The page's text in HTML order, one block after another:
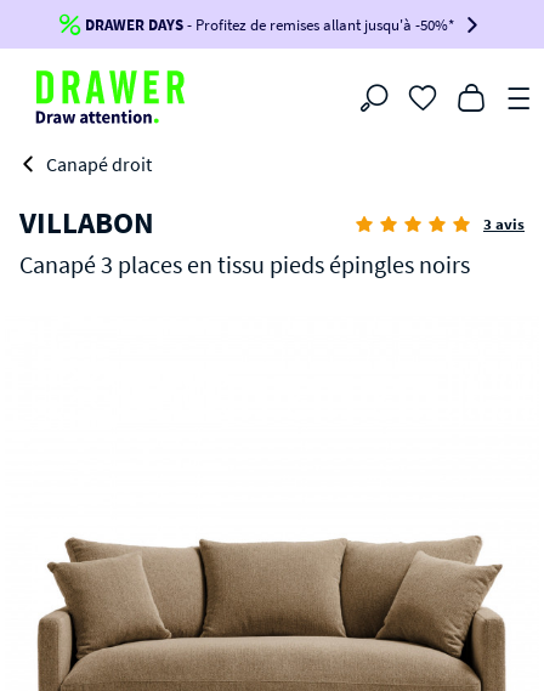
Jusqu'à-100€*sur votre commande !
BIKINI100
-voir conditions en bas de page-
DRAWER DAYS- Profitez de remises allant jusqu'à -50%*
Filtrer
Canapé droit
VILLABON
Canapé 3 places en tissu pieds épingles noirs
3 avis